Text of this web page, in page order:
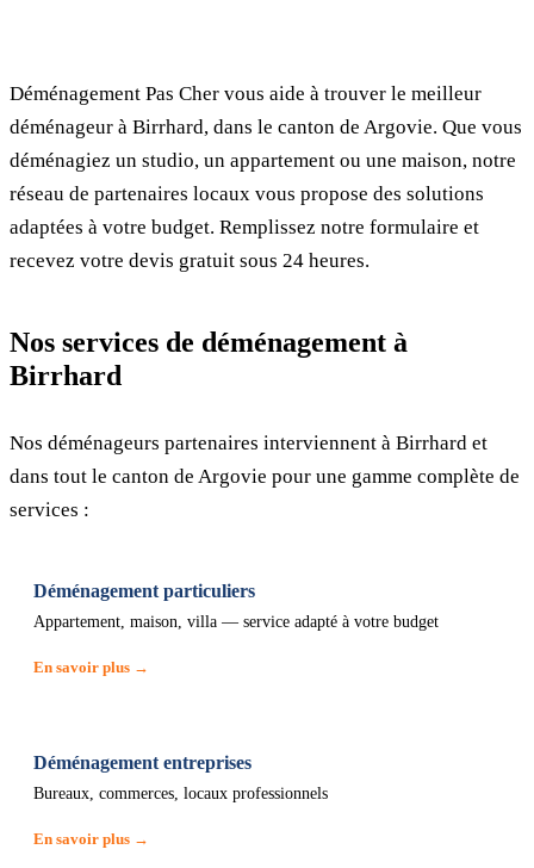
Déménagement Pas Cher vous aide à trouver le meilleur
déménageur à Birrhard, dans le canton de Argovie. Que vous
déménagiez un studio, un appartement ou une maison, notre
réseau de partenaires locaux vous propose des solutions
adaptées à votre budget. Remplissez notre formulaire et
recevez votre devis gratuit sous 24 heures.
Nos services de déménagement à
Birrhard
Nos déménageurs partenaires interviennent à Birrhard et
dans tout le canton de Argovie pour une gamme complète de
services :
Déménagement particuliers
Appartement, maison, villa — service adapté à votre budget
En savoir plus →
Déménagement entreprises
Bureaux, commerces, locaux professionnels
En savoir plus →